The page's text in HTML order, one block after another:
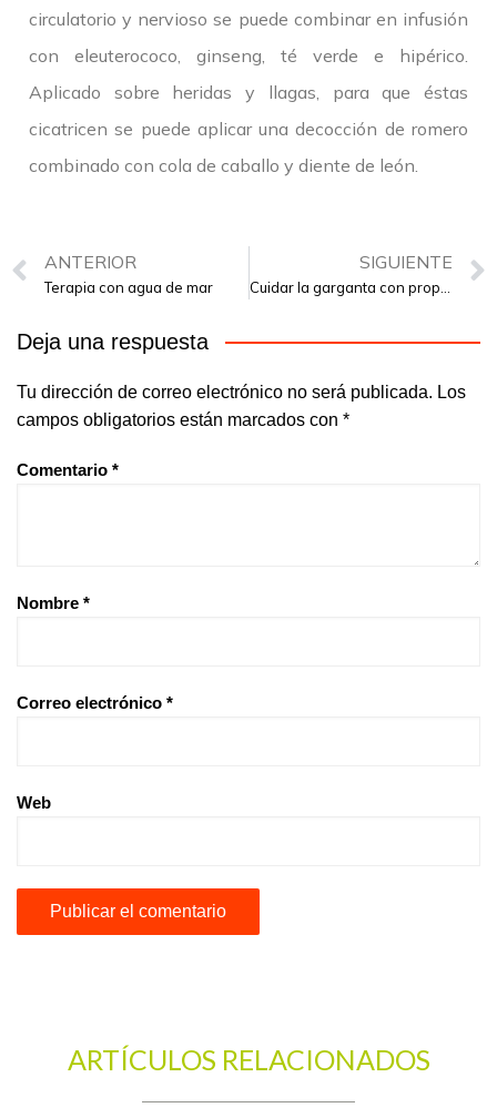
circulatorio y nervioso se puede combinar en infusión
con eleuterococo, ginseng, té verde e hipérico.
Aplicado sobre heridas y llagas, para que éstas
cicatricen se puede aplicar una decocción de romero
combinado con cola de caballo y diente de león.
ANTERIOR
Terapia con agua de mar
SIGUIENTE
Deja una respuesta
Tu dirección de correo electrónico no será publicada. Los
campos obligatorios están marcados con *
Comentario *
Nombre *
Correo electrónico *
Web
ARTÍCULOS RELACIONADOS